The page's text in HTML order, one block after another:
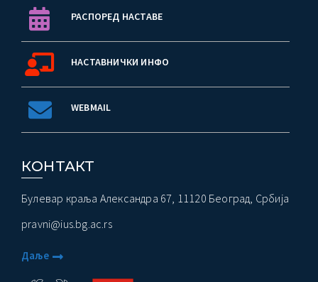
РАСПОРЕД НАСТАВЕ
НАСТАВНИЧКИ ИНФО
WEBMAIL
КОНТАКТ
Булевар краља Александра 67, 11120 Београд, Србија
pravni@ius.bg.ac.rs
Даље